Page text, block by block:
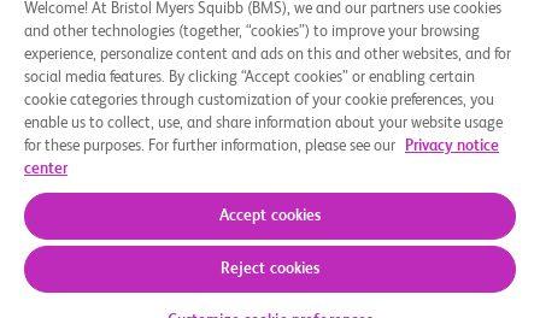
Überblick
The purpose of this Phase 1 study is to evaluate the
safety and tolerability of CC-96673 in adult participants
Datenschutzbestimmungen Impressum
Welcome! At Bristol Myers Squibb (BMS), we and our partners use cookies
and other technologies (together, “cookies”) to improve your browsing
experience, personalize content and ads on this and other websites, and for
social media features. By clicking “Accept cookies” or enabling certain
cookie categories through customization of your cookie preferences, you
enable us to collect, use, and share information about your website usage
for these purposes. For further information, please see our
Privacy notice
center
Accept cookies
Reject cookies